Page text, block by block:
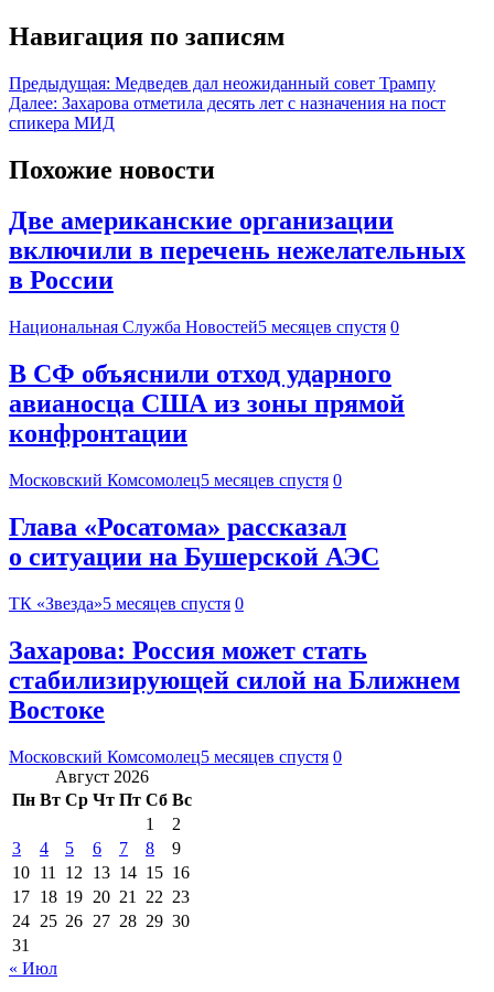
Навигация по записям
Предыдущая: Медведев дал неожиданный совет Трампу
Далее: Захарова отметила десять лет с назначения на пост
спикера МИД
Похожие новости
Две американские организации
включили в перечень нежелательных
в России
Национальная Служба Новостей5 месяцев спустя 0
В СФ объяснили отход ударного
авианосца США из зоны прямой
конфронтации
Московский Комсомолец5 месяцев спустя 0
Глава «Росатома» рассказал
о ситуации на Бушерской АЭС
ТК «Звезда»5 месяцев спустя 0
Захарова: Россия может стать
стабилизирующей силой на Ближнем
Востоке
Московский Комсомолец5 месяцев спустя 0
Август 2026
Пн Вт Ср Чт Пт Сб Вс
1
2
3
4 5 6 7 8
9
10 11 12 13 14 15 16
17 18 19 20 21 22 23
24 25 26 27 28 29 30
31
« Июл